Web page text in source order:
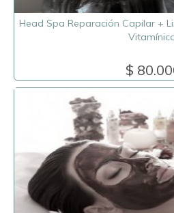
Head Spa Reparación Capilar +
$